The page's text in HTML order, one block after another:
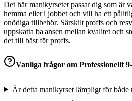
Det här manikyrsetet passar dig som är
hemma eller i jobbet och vill ha ett
onödiga tillbehör. Särskilt proffs och
uppskatta balansen mellan kvalitet och
det till bäst för proffs.
Vanliga frågor om Professionellt
Är detta manikyrset lämpligt för